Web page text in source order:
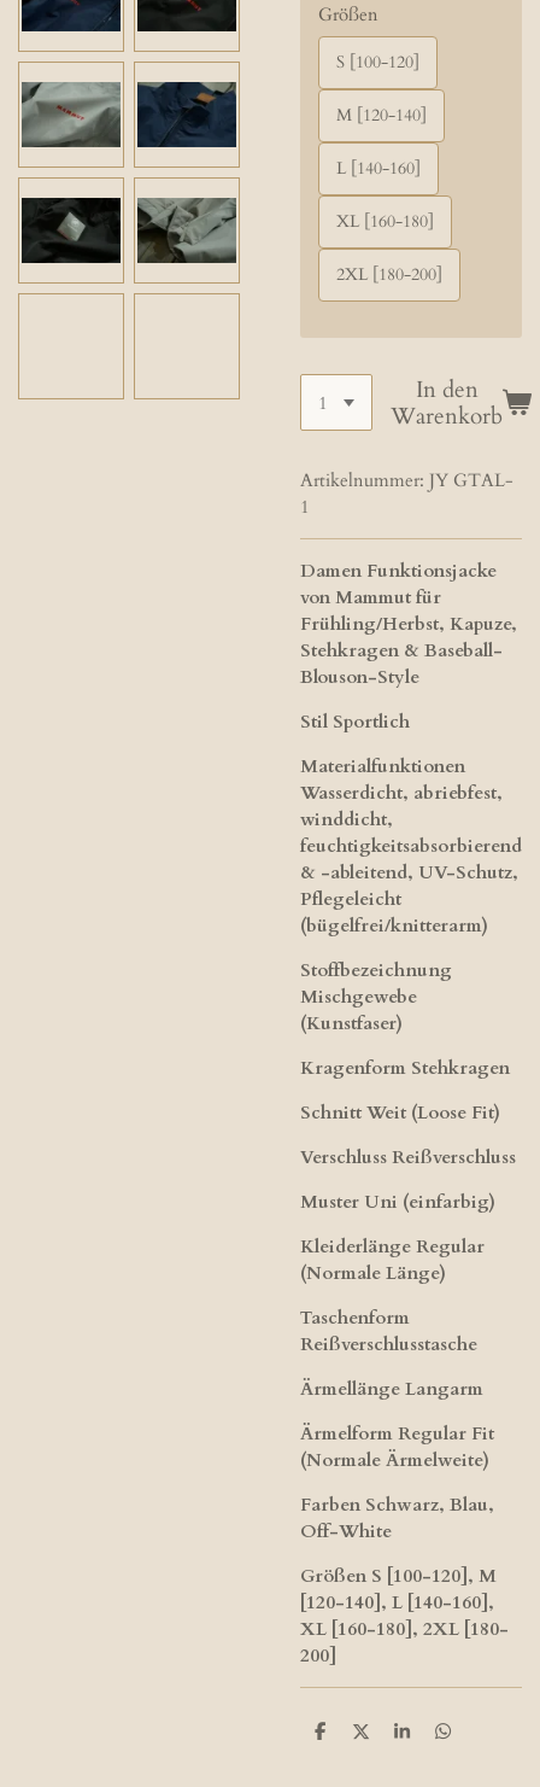
Größen
S [100-120]
M [120-140]
L [140-160]
XL [160-180]
2XL [180-200]
In den
Warenkorb
Artikelnummer: JY GTAL-
1
Damen Funktionsjacke
von Mammut für
Frühling/Herbst, Kapuze,
Stehkragen & Baseball-
Blouson-Style
Stil Sportlich
Materialfunktionen
Wasserdicht, abriebfest,
winddicht,
feuchtigkeitsabsorbierend
& -ableitend, UV-Schutz,
Pflegeleicht
(bügelfrei/knitterarm)
Stoffbezeichnung
Mischgewebe
(Kunstfaser)
Kragenform Stehkragen
Schnitt Weit (Loose Fit)
Verschluss Reißverschluss
Muster Uni (einfarbig)
Kleiderlänge Regular
(Normale Länge)
Taschenform
Reißverschlusstasche
Ärmellänge Langarm
Ärmelform Regular Fit
(Normale Ärmelweite)
Farben Schwarz, Blau,
Off-White
Größen S [100-120], M
[120-140], L [140-160],
XL [160-180], 2XL [180-
200]
T
T
T
T